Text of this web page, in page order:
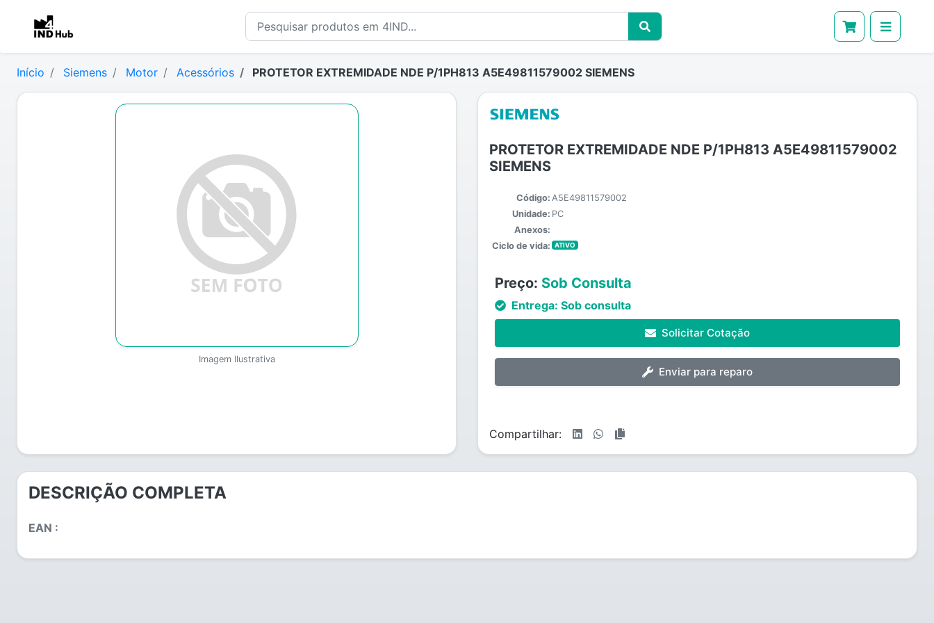
Início Siemens Motor Acessórios PROTETOR EXTREMIDADE NDE P/1PH813 A5E49811579002 SIEMENS
Imagem Ilustrativa
PROTETOR EXTREMIDADE NDE P/1PH813 A5E49811579002
SIEMENS
Código: A5E49811579002
Unidade: PC
Anexos:
Ciclo de vida:
ATIVO
Preço: Sob Consulta
Entrega: Sob consulta
Solicitar Cotação
Enviar para reparo
Compartilhar:
DESCRIÇÃO COMPLETA
EAN :